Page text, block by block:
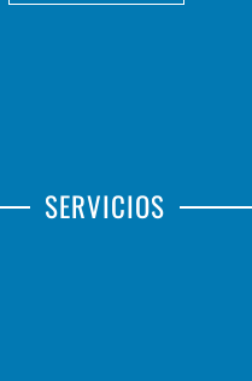
SERVICIOS